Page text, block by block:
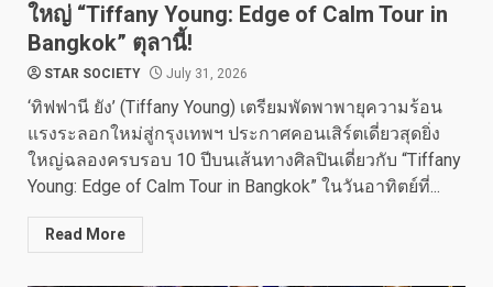
ใหญ่ “Tiffany Young: Edge of Calm Tour in
Bangkok” ตุลานี้!
STAR SOCIETY July 31, 2026
‘ทิฟฟานี ยัง’ (Tiffany Young) เตรียมพัดพาพายุความร้อน
แรงระลอกใหม่สู่กรุงเทพฯ ประกาศคอนเสิร์ตเดี่ยวสุดยิ่ง
ใหญ่ฉลองครบรอบ 10 ปีบนเส้นทางศิลปินเดี่ยวกับ “Tiffany
Young: Edge of Calm Tour in Bangkok” ในวันอาทิตย์ที่...
Read More